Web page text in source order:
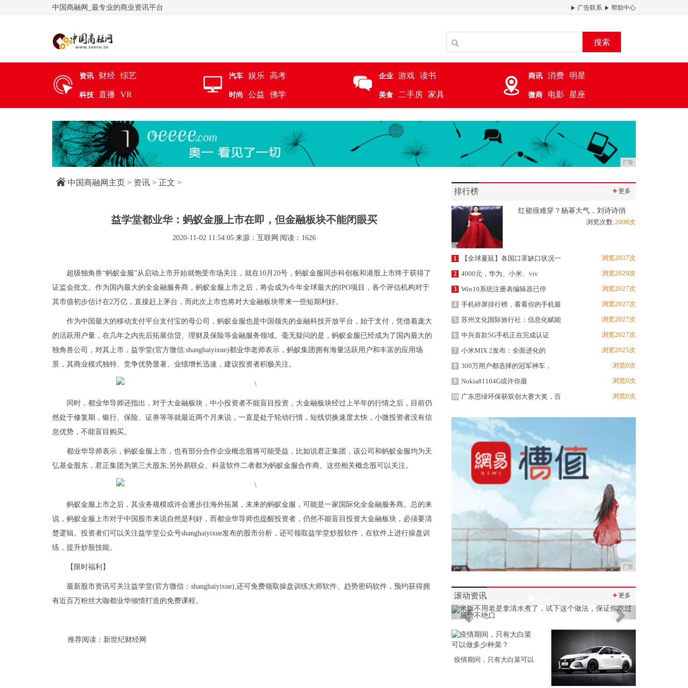
中国商融网_最专业的商业资讯平台 广告联系 帮助中心
搜索
资讯 财经 综艺
科技 直播 VR
汽车 娱乐 高考
时尚 公益 佛学
企业 游戏 读书
美食 二手房 家具
商讯 消费 明星
微商 电影 星座
广告
中国商融网主页 > 资讯 > 正文 >
益学堂都业华：蚂蚁金服上市在即，但金融板块不能闭眼买
2020-11-02 11:54:05 来源：互联网 阅读：1626
超级独角兽“蚂蚁金服”从启动上市开始就饱受市场关注，就在10月20号，蚂蚁金服同步科创板和港股上市终于获得了
证监会批文。作为国内最大的全金融服务商，蚂蚁金服上市之后，将会成为今年全球最大的IPO项目，各个评估机构对于
其市值初步估计在2万亿，直接赶上茅台，而此次上市也将对大金融板块带来一些短期利好。
作为中国最大的移动支付平台支付宝的母公司，蚂蚁金服也是中国领先的金融科技开放平台，始于支付，凭借着庞大
的活跃用户量，在几年之内先后拓展信贷、理财及保险等金融服务领域。毫无疑问的是，蚂蚁金服已经成为了国内最大的
独角兽公司，对其上市，益学堂(官方微信:shanghaiyixue)都业华老师表示，蚂蚁集团拥有海量活跃用户和丰富的应用场
景，其商业模式独特、竞争优势显著、业绩增长迅速，建议投资者积极关注。
同时，都业华导师还指出，对于大金融板块，中小投资者不能盲目投资，大金融板块经过上半年的行情之后，目前仍
然处于修复期，银行、保险、证券等等就最近两个月来说，一直是处于轮动行情，短线切换速度太快，小微投资者没有信
息优势，不能盲目购买。
都业华导师表示，蚂蚁金服上市，也有部分合作企业概念股将可能受益，比如说君正集团，该公司和蚂蚁金服均为天
弘基金股东，君正集团为第三大股东;另外易联众、科蓝软件二者都为蚂蚁金服合作商。这些相关概念股可以关注。
蚂蚁金服上市之后，其业务规模或许会逐步往海外拓展，未来的蚂蚁金服，可能是一家国际化全金融服务商。总的来
说，蚂蚁金服上市对于中国股市来说自然是利好，而都业华导师也提醒投资者，仍然不能盲目投资大金融板块，必须要清
楚逻辑。投资者们可以关注益学堂公众号shanghaiyixue发布的股市分析，还可领取益学堂炒股软件，在软件上进行操盘训
练，提升炒股技能。
【限时福利】
最新股市资讯可关注益学堂(官方微信：shanghaiyixue),还可免费领取操盘训练大师软件、趋势密码软件，预约获得拥
有近百万粉丝大咖都业华倾情打造的免费课程。
推荐阅读： 新世纪财经网
排行榜 ＋更多
红裙很难穿？杨幂大气，刘诗诗俏
浏览次数:2008次
1 【全球蔓延】各国口罩缺口状况一 浏览2037次
2 4000元，华为、小米、viv 浏览2029次
3 Win10系统注册表编辑器已停 浏览2027次
4 手机碎屏排行榜，看看你的手机最 浏览2027次
5 苏州文化国际旅行社：信息化赋能 浏览2027次
6 中兴首款5G手机正在完成认证 浏览2027次
7 小米MIX 2发布：全面进化的 浏览2025次
8 300万用户都选择的冠军神车， 浏览0次
9 Nokia81104G或许你最 浏览0次
10 广东思绿环保获双创大赛大奖，百 浏览0次
广告
滚动资讯 ＋更多
Previous Next
疫情期间，只有大白菜可以